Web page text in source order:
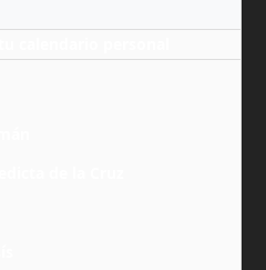
calendario personal